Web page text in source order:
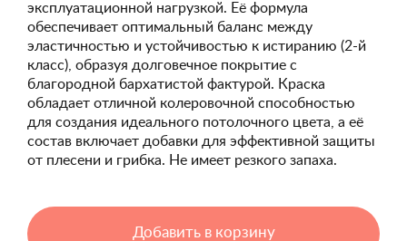
эксплуатационной нагрузкой. Её формула
обеспечивает оптимальный баланс между
эластичностью и устойчивостью к истиранию (2-й
класс), образуя долговечное покрытие с
благородной бархатистой фактурой. Краска
обладает отличной колеровочной способностью
для создания идеального потолочного цвета, а её
состав включает добавки для эффективной защиты
от плесени и грибка. Не имеет резкого запаха.
Добавить в корзину